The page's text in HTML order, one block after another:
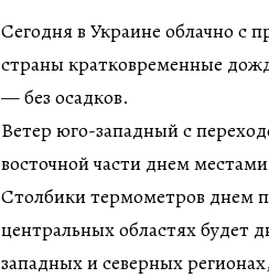
Сегодня в Украине облачно с
страны кратковременные
— без осадков.
Ветер юго-западный с
восточной части днем
Столбики термометров днем
центральных областях будет
западных и северных